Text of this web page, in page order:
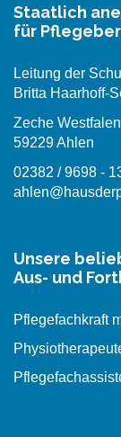
Staatlich
für
Leitung der
Britta Haarhoff-
Zeche
59229 Ahlen
02382 / 9698 -
Unsere
Aus- und
Pflegefachkraft